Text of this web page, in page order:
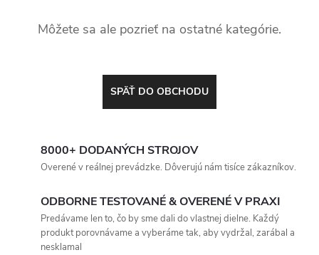
Môžete sa ale pozrieť na ostatné kategórie.
SPÄŤ DO OBCHODU
8000+ DODANÝCH STROJOV
Overené v reálnej prevádzke. Dôverujú nám tisíce zákazníkov.
ODBORNE TESTOVANÉ & OVERENÉ V PRAXI
Predávame len to, čo by sme dali do vlastnej dielne. Každý
produkt porovnávame a vyberáme tak, aby vydržal, zarábal a
nesklamal